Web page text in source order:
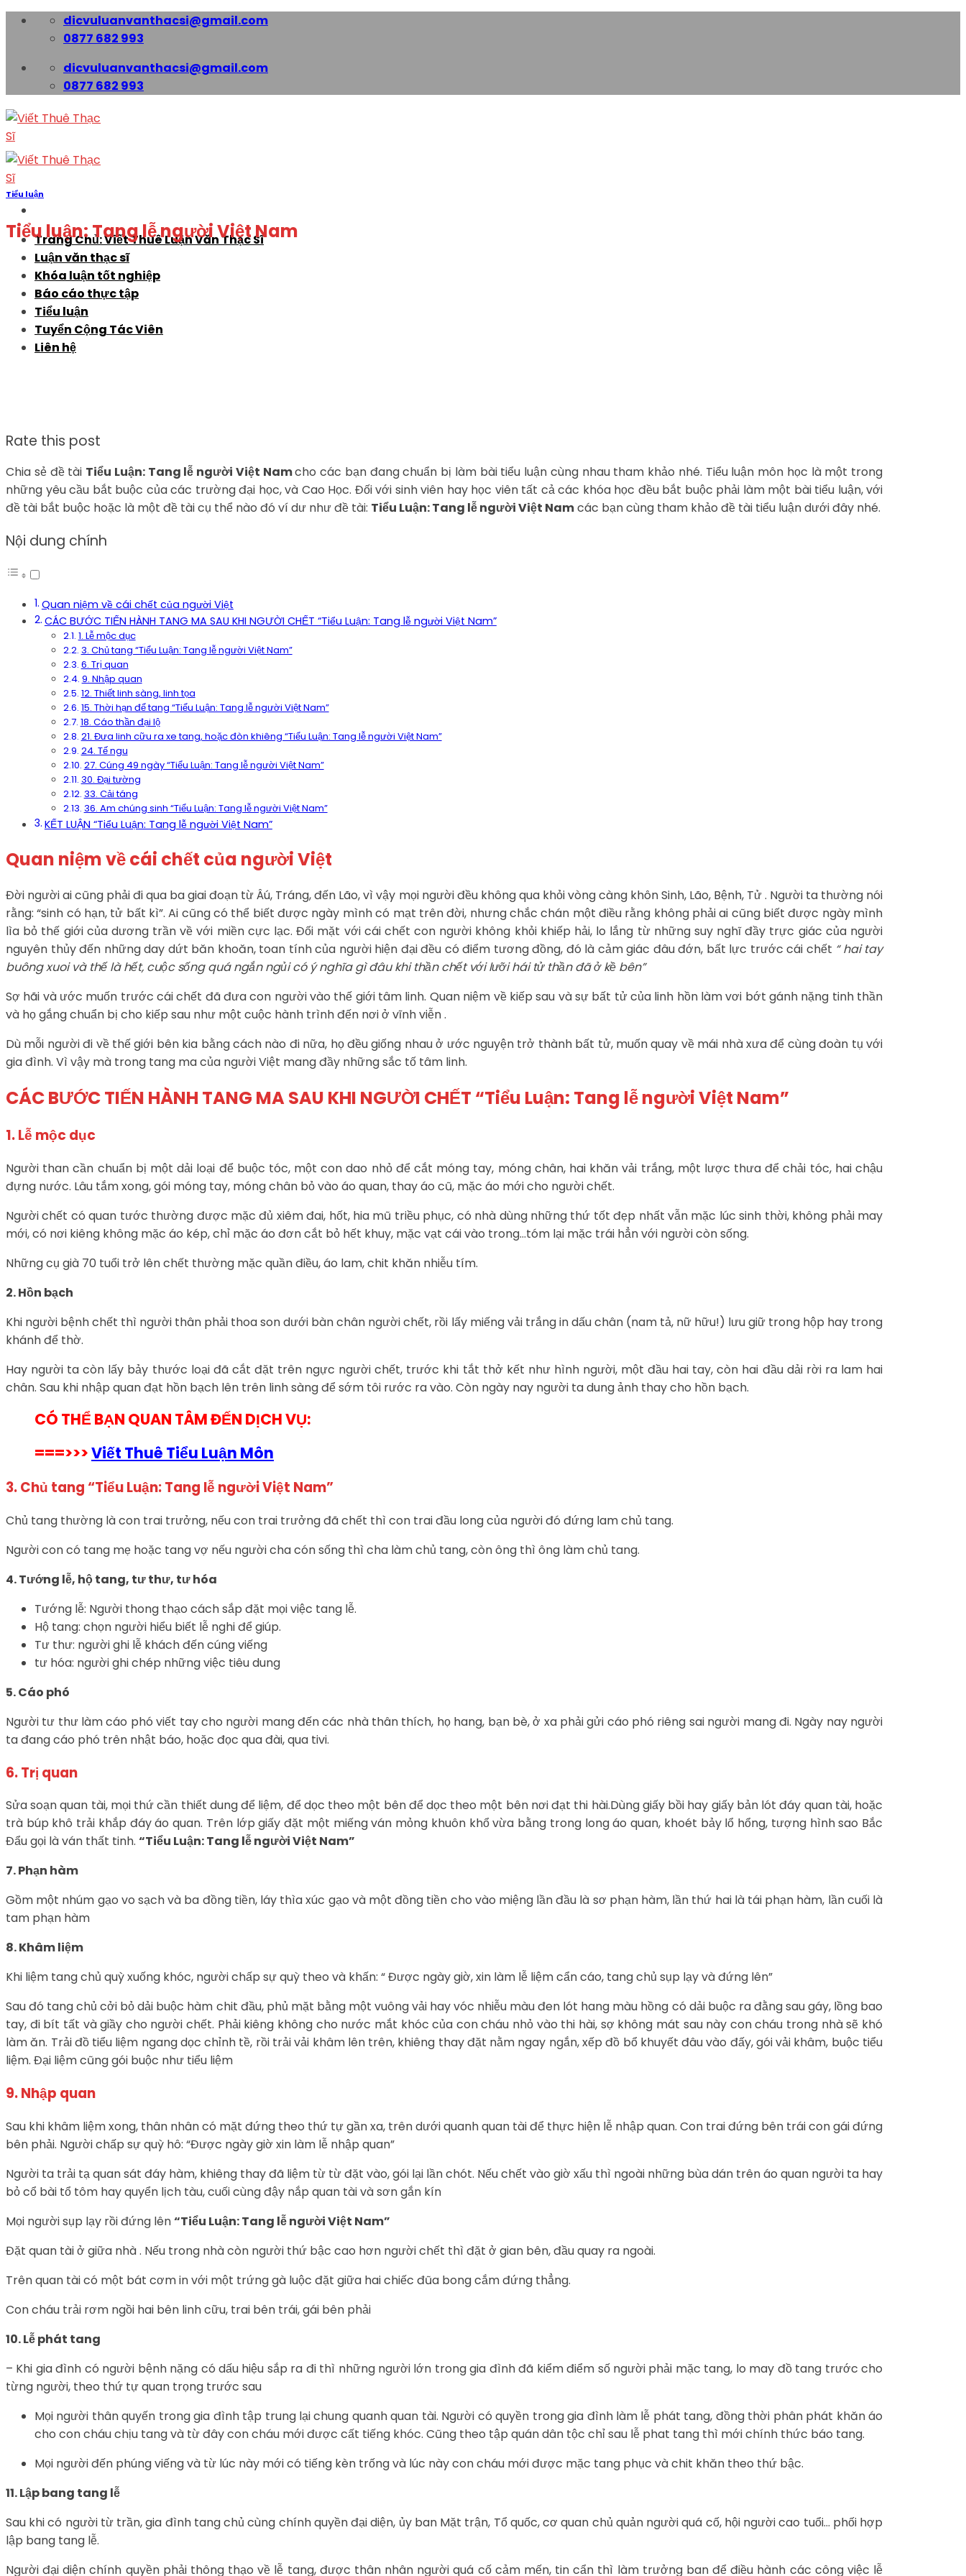
Skip
dicvuluanvanthacsi@gmail.com
0877 682 993
dicvuluanvanthacsi@gmail.com
0877 682 993
Trang Chủ: Viết Thuê Luận Văn Thạc Sĩ
Luận văn thạc sĩ
Khóa luận tốt nghiệp
Báo cáo thực tập
Tiểu luận
Tuyển Cộng Tác Viên
Liên hệ
Tiểu luận
Tiểu luận: Tang lễ người Việt Nam
Rate this post
Chia sẻ đề tài Tiểu Luận: Tang lễ người Việt Namcho các bạn đang chuẩn bị làm bài tiểu luận cùng nhau tham khảo nhé. Tiểu luận môn học là một trong
những yêu cầu bắt buộc của các trường đại học, và Cao Học. Đối với sinh viên hay học viên tất cả các khóa học đều bắt buộc phải làm một bài tiểu luận, với
đề tài bắt buộc hoặc là một đề tài cụ thể nào đó ví dư như đề tài: Tiểu Luận: Tang lễ người Việt Namcác bạn cùng tham khảo đề tài tiểu luận dưới đây nhé.
Nội dung chính
Quan niệm về cái chết của người Việt
CÁC BƯỚC TIẾN HÀNH TANG MA SAU KHI NGƯỜI CHẾT “Tiểu Luận: Tang lễ người Việt Nam”
1. Lễ mộc dục
3. Chủ tang “Tiểu Luận: Tang lễ người Việt Nam”
6. Trị quan
9. Nhập quan
12. Thiết linh sàng, linh tọa
15. Thời hạn để tang “Tiểu Luận: Tang lễ người Việt Nam”
18. Cáo thần đại lộ
21. Đưa linh cữu ra xe tang, hoặc đòn khiêng “Tiểu Luận: Tang lễ người Việt Nam”
24. Tế ngu
27. Cúng 49 ngày “Tiểu Luận: Tang lễ người Việt Nam”
30. Đại tường
33. Cải táng
36. Am chúng sinh “Tiểu Luận: Tang lễ người Việt Nam”
KẾT LUẬN “Tiểu Luận: Tang lễ người Việt Nam”
Quan niệm về cái chết của người Việt
Đời người ai cũng phải đi qua ba giai đoạn từ Âú, Tráng, đến Lão, vì vậy mọi người đều không qua khỏi vòng càng khôn Sinh, Lão, Bệnh, Tử . Người ta thường nói
rằng: “sinh có hạn, tử bất kì”. Ai cũng có thể biết được ngày mình có mạt trên đời, nhưng chắc chán một điều rằng không phải ai cũng biết được ngày mình
lìa bỏ thế giới của dương trần về với miền cực lạc. Đối mặt với cái chết con người không khỏi khiếp hải, lo lắng từ những suy nghĩ đầy trực giác của người
nguyên thủy đến những day dứt băn khoăn, toan tính của người hiện đại đều có điểm tương đồng, đó là cảm giác đâu đớn, bất lực trước cái chết “ hai tay
buông xuoi và thế là hết, cuộc sống quá ngắn ngủi có ý nghĩa gì đâu khi thần chết với lưỡi hái tử thần đã ở kề bên”
Sợ hãi và ước muốn trước cái chết đã đưa con người vào thế giới tâm linh. Quan niệm về kiếp sau và sự bất tử của linh hồn làm vơi bớt gánh nặng tinh thần
và họ gắng chuẩn bị cho kiếp sau như một cuộc hành trình đến nơi ở vĩnh viễn .
Dù mỗi người đi về thế giới bên kia bằng cách nào đi nữa, họ đều giống nhau ở ước nguyện trở thành bất tử, muốn quay về mái nhà xưa để cùng đoàn tụ với
gia đình. Vì vậy mà trong tang ma của người Việt mang đầy những sắc tố tâm linh.
CÁC BƯỚC TIẾN HÀNH TANG MA SAU KHI NGƯỜI CHẾT “Tiểu Luận: Tang lễ người Việt Nam”
1. Lễ mộc dục
Người than cần chuẩn bị một dải loại để buộc tóc, một con dao nhỏ để cắt móng tay, móng chân, hai khăn vải trắng, một lược thưa để chải tóc, hai chậu
đựng nước. Lâu tắm xong, gói móng tay, móng chân bỏ vào áo quan, thay áo cũ, mặc áo mới cho người chết.
Người chết có quan tước thường được mặc đủ xiêm đai, hốt, hia mũ triều phục, có nhà dùng những thứ tốt đẹp nhất vẫn mặc lúc sinh thời, không phải may
mới, có nơi kiêng không mặc áo kép, chỉ mặc áo đơn cắt bỏ hết khuy, mặc vạt cái vào trong…tóm lại mặc trái hẳn với người còn sống.
Những cụ già 70 tuổi trở lên chết thường mặc quần điều, áo lam, chit khăn nhiễu tím.
2. Hồn bạch
Khi người bệnh chết thì người thân phải thoa son dưới bàn chân người chết, rồi lấy miếng vải trắng in dấu chân (nam tả, nữ hữu!) lưu giữ trong hộp hay trong
khánh để thờ.
Hay người ta còn lấy bảy thước loại đã cắt đặt trên ngực người chết, trước khi tắt thở kết như hình người, một đầu hai tay, còn hai đầu dải rời ra lam hai
chân. Sau khi nhập quan đạt hồn bạch lên trên linh sàng để sớm tôi rước ra vào. Còn ngày nay người ta dung ảnh thay cho hồn bạch.
CÓ THỂ BẠN QUAN TÂM ĐẾN DỊCH VỤ:
===>>>Viết Thuê Tiểu Luận Môn
3. Chủ tang “Tiểu Luận: Tang lễ người Việt Nam”
Chủ tang thường là con trai trưởng, nếu con trai trưởng đã chết thì con trai đầu long của người đó đứng lam chủ tang.
Người con có tang mẹ hoặc tang vợ nếu người cha cón sống thì cha làm chủ tang, còn ông thì ông làm chủ tang.
4. Tướng lễ, hộ tang, tư thư, tư hóa
Tướng lễ: Người thong thạo cách sắp đặt mọi việc tang lễ.
Hộ tang: chọn người hiểu biết lễ nghi để giúp.
Tư thư: người ghi lễ khách đến cúng viếng
tư hóa: người ghi chép những việc tiêu dung
5. Cáo phó
Người tư thư làm cáo phó viết tay cho người mang đến các nhà thân thích, họ hang, bạn bè, ở xa phải gửi cáo phó riêng sai người mang đi. Ngày nay người
ta đang cáo phó trên nhật báo, hoặc đọc qua đài, qua tivi.
6. Trị quan
Sửa soạn quan tài, mọi thứ cần thiết dung để liệm, để dọc theo một bên để dọc theo một bên nơi đạt thi hài.Dùng giấy bồi hay giấy bản lót đáy quan tài, hoặc
trà búp khô trải khắp đáy áo quan. Trên lớp giấy đặt một miếng ván mỏng khuôn khổ vừa bằng trong long áo quan, khoét bảy lổ hổng, tượng hình sao Bắc
Đẩu gọi là ván thất tinh. “Tiểu Luận: Tang lễ người Việt Nam”
7. Phạn hàm
Gồm một nhúm gạo vo sạch và ba đồng tiền, láy thìa xúc gạo và một đồng tiền cho vào miệng lần đầu là sơ phạn hàm, lần thứ hai là tái phạn hàm, lần cuối là
tam phạn hàm
8. Khâm liệm
Khi liệm tang chủ quỳ xuống khóc, người chấp sự quỳ theo và khấn: “ Được ngày giờ, xin làm lễ liệm cẩn cáo, tang chủ sụp lạy và đứng lên”
Sau đó tang chủ cởi bỏ dải buộc hàm chit đầu, phủ mặt bằng một vuông vải hay vóc nhiễu màu đen lót hang màu hồng có dải buộc ra đằng sau gáy, lồng bao
tay, đi bít tất và giầy cho người chết. Phải kiêng không cho nước mắt khóc của con cháu nhỏ vào thi hài, sợ không mát sau này con cháu trong nhà sẽ khó
làm ăn. Trải đồ tiểu liệm ngang dọc chỉnh tề, rồi trải vải khâm lên trên, khiêng thay đặt nằm ngay ngắn, xếp đồ bổ khuyết đâu vào đấy, gói vải khâm, buộc tiểu
liệm. Đại liệm cũng gói buộc như tiểu liệm
9. Nhập quan
Sau khi khâm liệm xong, thân nhân có mặt đứng theo thứ tự gần xa, trên dưới quanh quan tài để thực hiện lễ nhập quan. Con trai đứng bên trái con gái đứng
bên phải. Người chấp sự quỳ hô: “Được ngày giờ xin làm lễ nhập quan”
Người ta trải tạ quan sát đáy hàm, khiêng thay đã liệm từ từ đặt vào, gói lại lần chót. Nếu chết vào giờ xấu thì ngoài những bùa dán trên áo quan người ta hay
bỏ cổ bài tổ tôm hay quyển lịch tàu, cuối cùng đậy nắp quan tài và sơn gắn kín
Mọi người sụp lạy rồi đứng lên“Tiểu Luận: Tang lễ người Việt Nam”
Đặt quan tài ở giữa nhà . Nếu trong nhà còn người thứ bậc cao hơn người chết thì đặt ở gian bên, đầu quay ra ngoài.
Trên quan tài có một bát cơm in với một trứng gà luộc đặt giữa hai chiếc đũa bong cắm đứng thẳng.
Con cháu trải rơm ngồi hai bên linh cữu, trai bên trái, gái bên phải
10. Lễ phát tang
– Khi gia đình có người bệnh nặng có dấu hiệu sắp ra đi thì những người lớn trong gia đình đã kiểm điểm số người phải mặc tang, lo may đồ tang trước cho
từng người, theo thứ tự quan trọng trước sau
Mọi người thân quyến trong gia đình tập trung lại chung quanh quan tài. Người có quyền trong gia đình làm lễ phát tang, đồng thời phân phát khăn áo
cho con cháu chịu tang và từ đây con cháu mới được cất tiếng khóc. Cũng theo tập quán dân tộc chỉ sau lễ phat tang thì mới chính thức báo tang.
Mọi người đến phúng viếng và từ lúc này mới có tiếng kèn trống và lúc này con cháu mới được mặc tang phục và chit khăn theo thứ bậc.
11. Lập bang tang lễ
Sau khi có người từ trần, gia đình tang chủ cùng chính quyền đại diện, ủy ban Mặt trận, Tổ quốc, cơ quan chủ quản người quá cố, hội người cao tuổi… phối hợp
lập bang tang lễ.
Người đại diện chính quyền phải thông thạo về lễ tang, được thân nhân người quá cố cảm mến, tin cẩn thì làm trưởng ban để điều hành các công việc lễ